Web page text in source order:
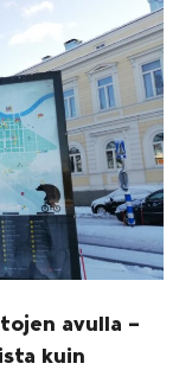
avulla –
kuin